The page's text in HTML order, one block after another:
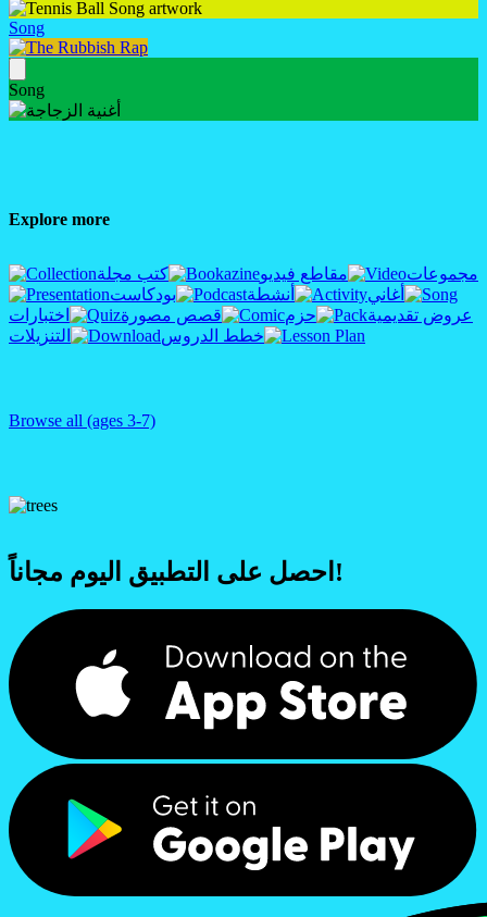
Song
Song
Explore more
مجموعات مقاطع فيديو
كتب مجلة
أغاني
أنشطة
بودكاست
عروض تقديمية
حزم قصص مصورة
اختبارات
خطط الدروس
التنزيلات
Browse all (ages 3-7)
احصل على التطبيق اليوم مجاناً!